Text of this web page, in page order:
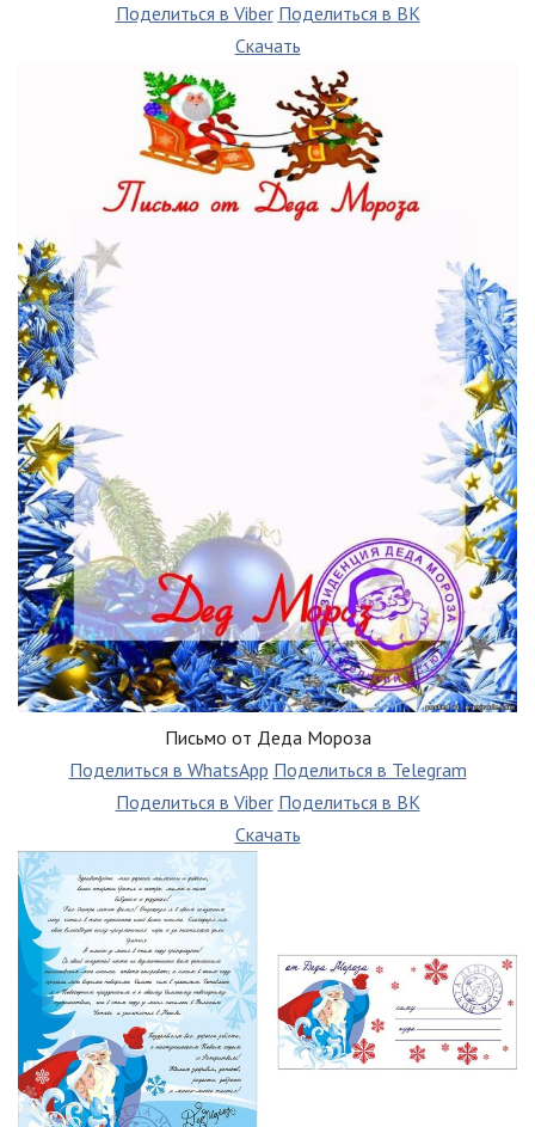
Поделиться в Viber Поделиться в ВК
Скачать
Письмо от Деда Мороза
Поделиться в WhatsApp Поделиться в Telegram
Поделиться в Viber Поделиться в ВК
Скачать